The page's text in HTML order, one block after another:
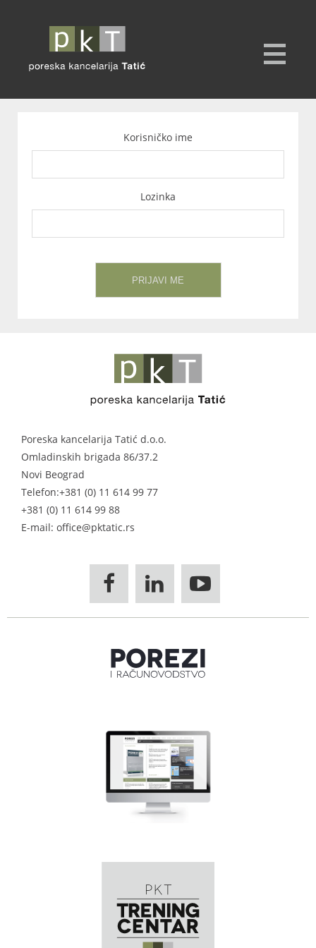
Korisničko ime
Lozinka
Poreska kancelarija Tatić d.o.o.
Omladinskih brigada 86/37.2
Novi Beograd
Telefon:+381 (0) 11 614 99 77
+381 (0) 11 614 99 88
E-mail: office@pktatic.rs
  